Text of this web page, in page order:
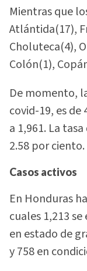
Mientras que
Atlántida(17),
Choluteca(4),
Colón(1),
De momento,
covid-19, es de
a 1,961. La
2.58 por ciento.
Casos activos
En Honduras
cuales 1,213
en estado de
y 758 en